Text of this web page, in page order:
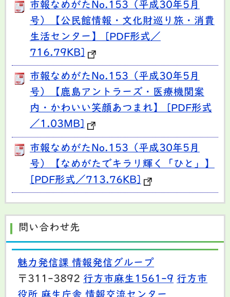
市報なめがたNo.153（平成30年5月
号）【公民館情報・文化財巡り旅・消費
生活センター】 [PDF形式／
716.79KB]
市報なめがたNo.153（平成30年5月
号）【鹿島アントラーズ・医療機関案
内・かわいい笑顔あつまれ】 [PDF形式
／1.03MB]
市報なめがたNo.153（平成30年5月
号）【なめがたでキラリ輝く「ひと」】
[PDF形式／713.76KB]
問い合わせ先
魅力発信課 情報発信グループ
〒311-3892 行方市麻生1561-9 行方市